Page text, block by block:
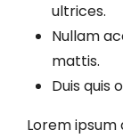
ultrices.
Nullam
mattis.
Duis quis
Lorem